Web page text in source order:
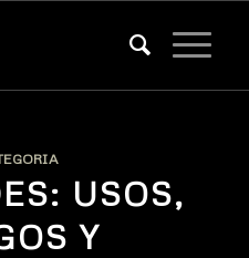
USOS,
Y